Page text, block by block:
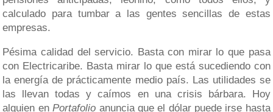
calculado para tumbar a las gentes sencillas de estas
empresas.
Pésima calidad del servicio. Basta con mirar lo que pasa
con Electricaribe. Basta mirar lo que está sucediendo con
la energía de prácticamente medio país. Las utilidades se
las llevan todas y caímos en una crisis bárbara. Hoy
alguien enPortafolio anuncia que el dólar puede irse hasta